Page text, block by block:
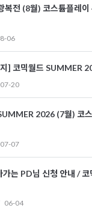
복전 (8월) 코스튬플레이
06
] 코믹월드 SUMMER
07-20
2026 (7월) 코
07-07
가는 PD님 신청 안내 /
06-04